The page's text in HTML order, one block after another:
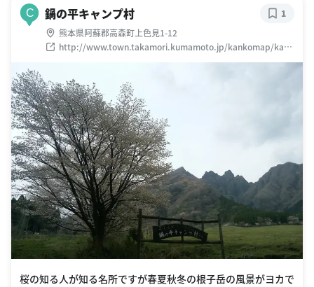
C 鍋の平キャンプ村
熊本県阿蘇郡高森町上色見1-12
http://www.town.takamori.kumamoto.jp/kankomap/kank
1
桜の知る人が知る名所ですが春夏秋冬の根子岳の風景がヨカで